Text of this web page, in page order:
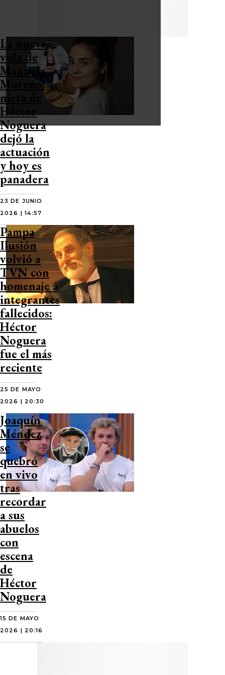
La nueva
vida de
Manuela
Moreno:
nieta de
Héctor
Noguera
dejó la
actuación
y hoy es
panadera
23 DE JUNIO
2026 | 14:57
Pampa
Ilusión
volvió a
TVN con
homenaje a
integrantes
fallecidos:
Héctor
Noguera
fue el más
reciente
25 DE MAYO
2026 | 20:30
Joaquín
Méndez
se
quebró
en vivo
tras
recordar
a sus
abuelos
con
escena
de
Héctor
Noguera
15 DE MAYO
2026 | 20:16